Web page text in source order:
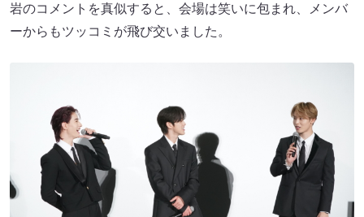
岩のコメントを真似すると、会場は笑いに包まれ、メンバ
ーからもツッコミが飛び交いました。